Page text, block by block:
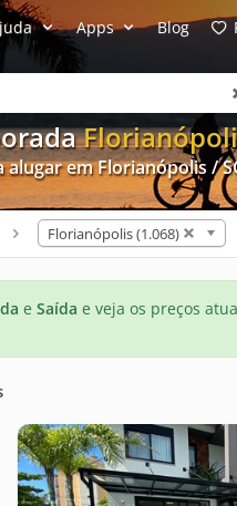
alugar em Florianópolis /
Apps Blog
Florianópolis (1.068)
e Saída e veja os preços